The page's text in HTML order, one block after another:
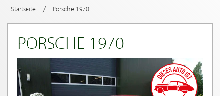
Startseite / Porsche 1970
PORSCHE 1970